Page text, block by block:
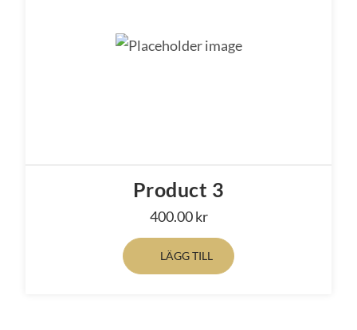
Product 3
400.00kr
LÄGG TILL